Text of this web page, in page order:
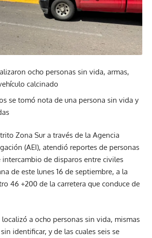
ocho personas sin vida, armas,
calcinado
se tomó nota de una persona sin vida y
Zona Sur a través de la Agencia
(AEI), atendió reportes de personas
de disparos entre civiles
de este lunes 16 de septiembre, a la
46 +200 de la carretera que conduce de
localizó a ocho personas sin vida, mismas
identificar, y de las cuales seis se